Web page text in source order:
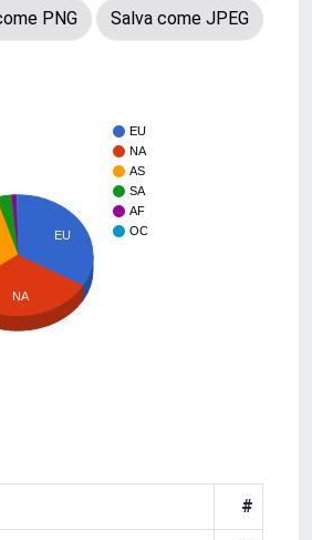
PNG Salva come JPEG
EU
NA
AS
SA
AF
OC
EU
NA
#